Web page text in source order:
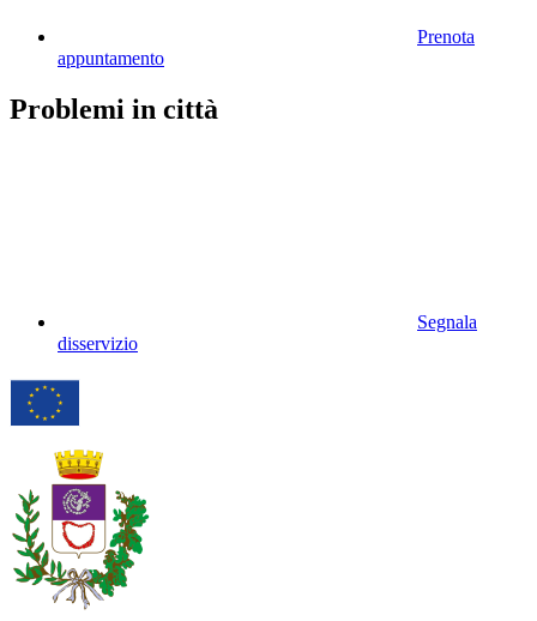
Prenota
appuntamento
Problemi in città
Segnala
disservizio